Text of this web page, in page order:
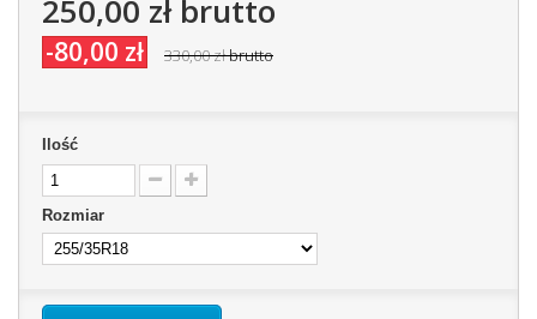
250,00 złbrutto
-80,00 zł 330,00 złbrutto
Ilość
Rozmiar